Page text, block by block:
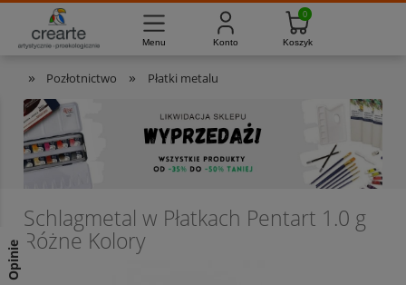
» Pozłotnictwo » Płatki metalu
Schlagmetal w Płatkach Pentart 1.0 g
Różne Kolory
Masz pytania? 733-012-789 Pon. - Pt. 8:00 - 16:00
Opinie